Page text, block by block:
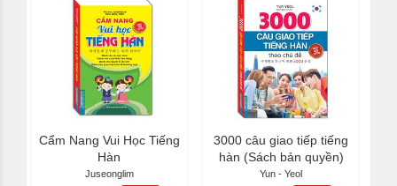
Cẩm Nang Vui Học Tiếng
Hàn
Juseonglim
3000 câu giao tiếp tiếng
hàn (Sách bản quyền)
Yun - Yeol